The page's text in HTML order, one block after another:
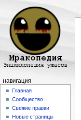
навигация
Главная
Сообщество
Свежие правки
Новые страницы